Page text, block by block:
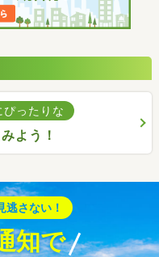
ったりな
よう！
逃さない！
知で